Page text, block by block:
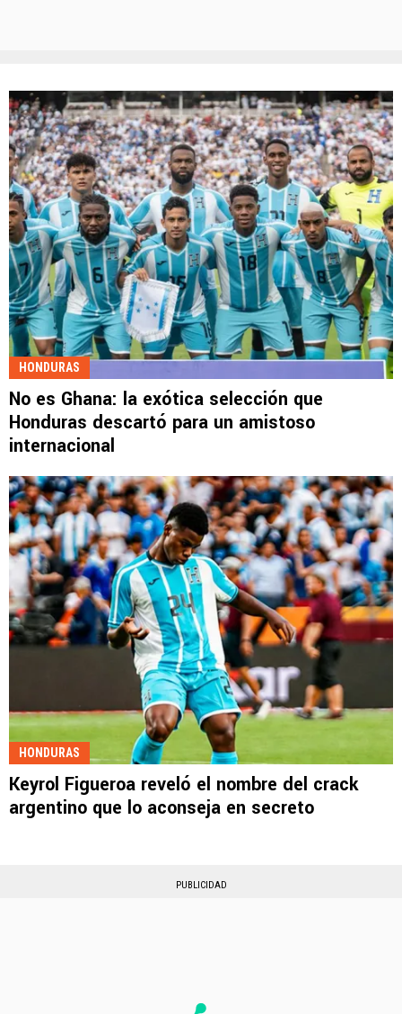
HONDURAS
No es Ghana: la exótica selección que
Honduras descartó para un amistoso
internacional
HONDURAS
Keyrol Figueroa reveló el nombre del crack
argentino que lo aconseja en secreto
PUBLICIDAD